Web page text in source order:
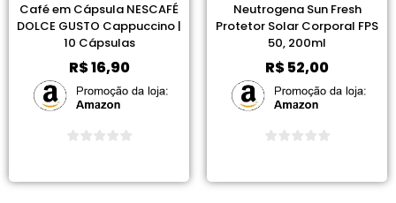
Café em Cápsula NESCAFÉ
DOLCE GUSTO Cappuccino |
10 Cápsulas
R$16,90
Neutrogena Sun Fresh
Protetor Solar Corporal FPS
50, 200ml
R$52,00